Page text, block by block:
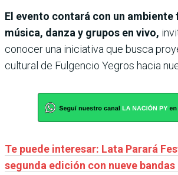
El evento contará con un ambiente
música, danza y grupos en vivo,
conocer una iniciativa que busca
cultural de Fulgencio Yegros hacia
Te puede interesar: Lata Parará
segunda edición con nueve bandas